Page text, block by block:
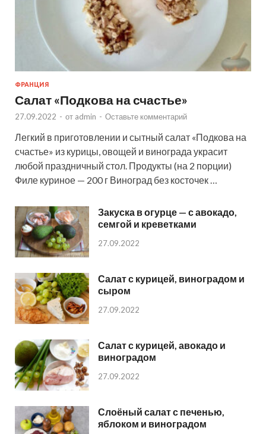
ФРАНЦИЯ
Салат «Подкова на счастье»
27.09.2022 - от admin - Оставьте комментарий
Легкий в приготовлении и сытный салат «Подкова на
счастье» из курицы, овощей и винограда украсит
любой праздничный стол. Продукты (на 2 порции)
Филе куриное — 200 г Виноград без косточек …
Закуска в огурце — с авокадо,
семгой и креветками
27.09.2022
Салат с курицей, виноградом и
сыром
27.09.2022
Салат с курицей, авокадо и
виноградом
27.09.2022
Слоёный салат с печенью,
яблоком и виноградом